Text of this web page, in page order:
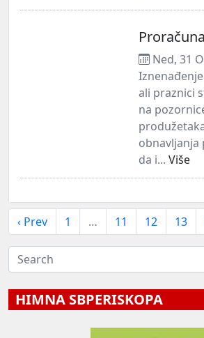
Ned, 31
ali praznici
na
obnavljanja
da i... Više
‹ Prev 1 … 11 12 13
HIMNA SBPERISKOPA